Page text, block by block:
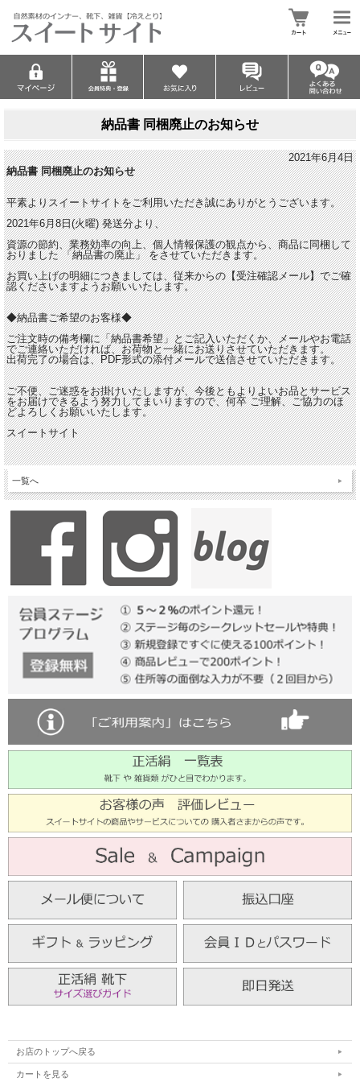
納品書 同梱廃止のお知らせ
2021年6月4日
納品書 同梱廃止のお知らせ
平素よりスイートサイトをご利用いただき誠にありがとうございます。
2021年6月8日(火曜) 発送分より、
資源の節約、業務効率の向上、個人情報保護の観点から、商品に同梱して
おりました 「納品書の廃止」 をさせていただきます。
お買い上げの明細につきましては、従来からの【受注確認メール】でご確
認くださいますようお願いいたします。
◆納品書ご希望のお客様◆
ご注文時の備考欄に「納品書希望」とご記入いただくか、メールやお電話
でご連絡いただければ、お荷物と一緒にお送りさせていただきます。
出荷完了の場合は、PDF形式の添付メールで送信させていただきます。
ご不便、ご迷惑をお掛けいたしますが、今後ともよりよいお品とサービス
をお届けできるよう努力してまいりますので、何卒 ご理解、ご協力のほ
どよろしくお願いいたします。
スイートサイト
一覧へ
お店のトップへ戻る
カートを見る